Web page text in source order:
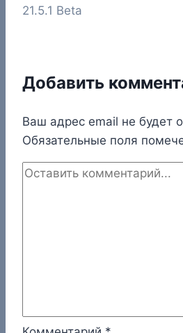
21.5.1 Beta
Добавить
Ваш адрес email не будет
Обязательные поля